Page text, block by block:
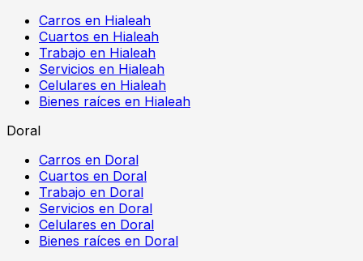
Carros en Hialeah
Cuartos en Hialeah
Trabajo en Hialeah
Servicios en Hialeah
Celulares en Hialeah
Bienes raíces en Hialeah
Doral
Carros en Doral
Cuartos en Doral
Trabajo en Doral
Servicios en Doral
Celulares en Doral
Bienes raíces en Doral